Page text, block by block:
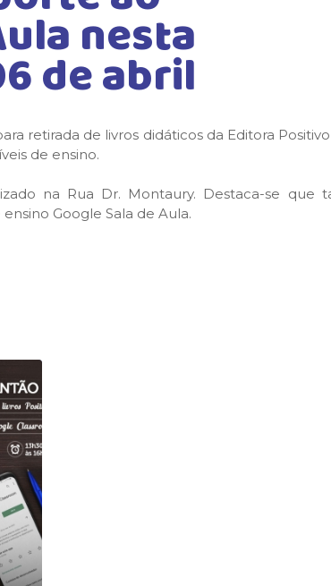
nesta
de abril
retirada de livros didáticos da Editora
de ensino.
na Rua Dr. Montaury. Destaca-se que
Google Sala de Aula.